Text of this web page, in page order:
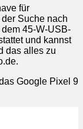
für
Suche nach
45-W-USB-
und kannst
das alles zu
Google Pixel 9